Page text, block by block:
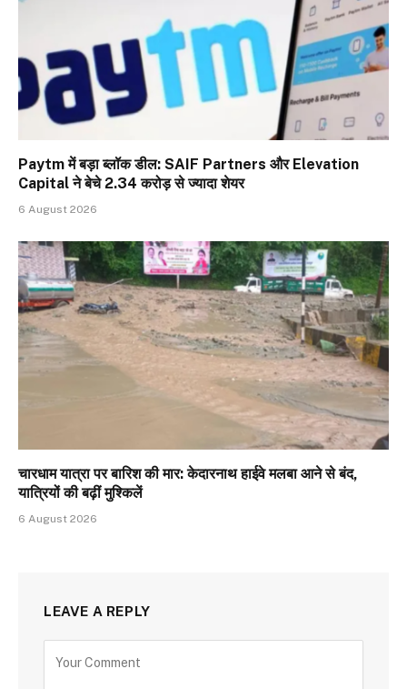
Paytm में बड़ा ब्लॉक डील: SAIF Partners और Elevation
Capital ने बेचे 2.34 करोड़ से ज्यादा शेयर
6 August 2026
चारधाम यात्रा पर बारिश की मार: केदारनाथ हाईवे मलबा आने से बंद,
यात्रियों की बढ़ीं मुश्किलें
6 August 2026
LEAVE A REPLY